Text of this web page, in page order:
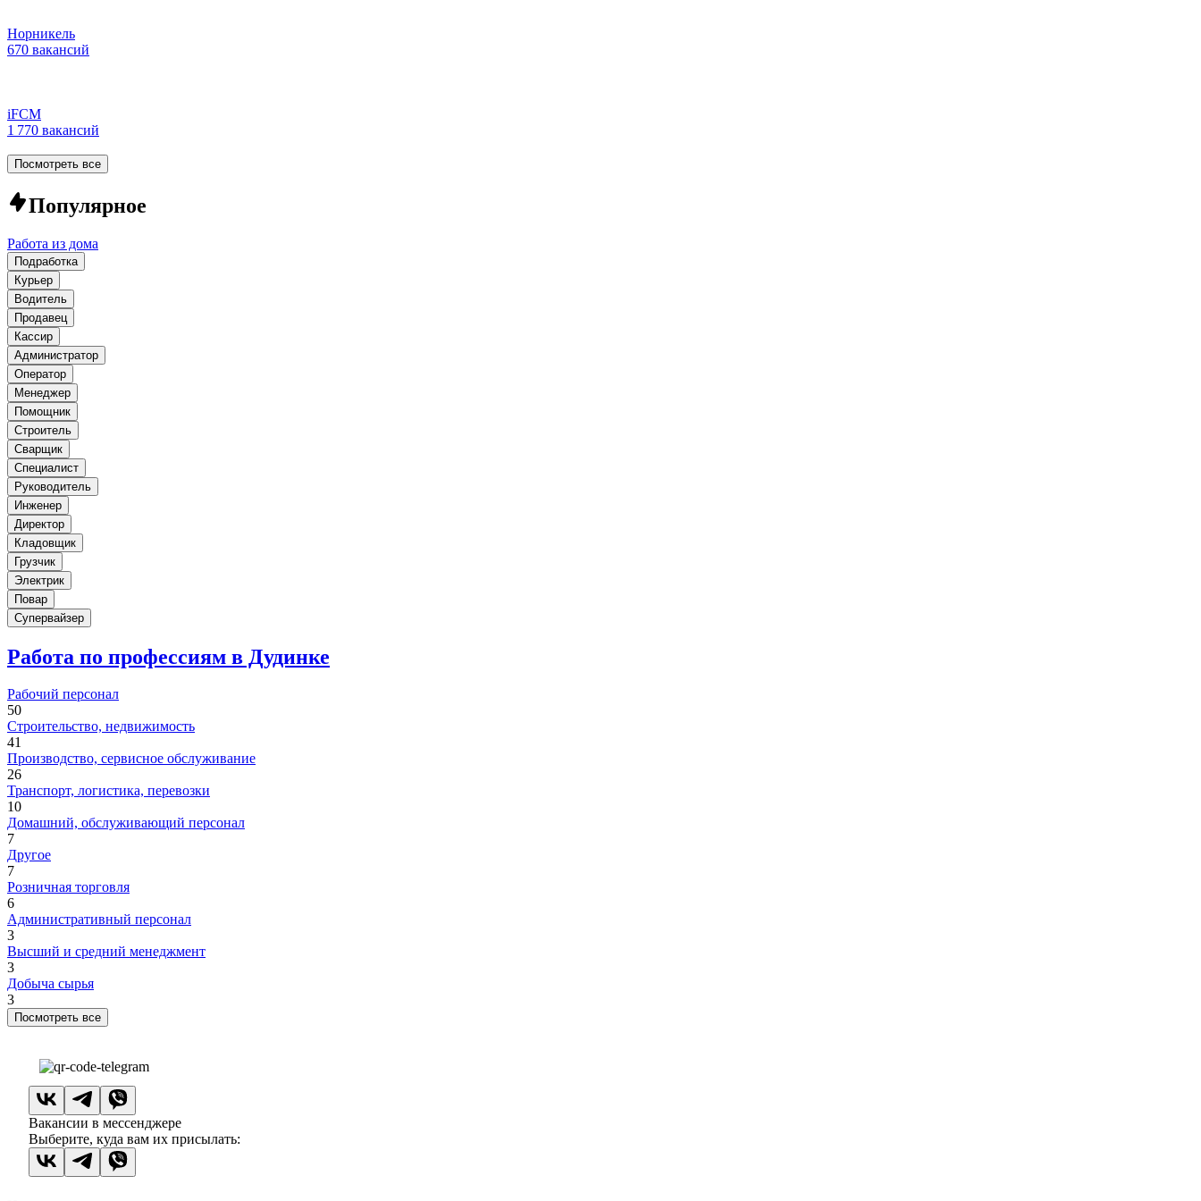
Норникель
670 вакансий
iFCM
1 770 вакансий
Посмотреть все
Популярное
Работа из дома
Подработка
Курьер
Водитель
Продавец
Кассир
Администратор
Оператор
Менеджер
Помощник
Строитель
Сварщик
Специалист
Руководитель
Инженер
Директор
Кладовщик
Грузчик
Электрик
Повар
Супервайзер
Работа по профессиям в Дудинке
Рабочий персонал
50
Строительство, недвижимость
41
Производство, сервисное обслуживание
26
Транспорт, логистика, перевозки
10
Домашний, обслуживающий персонал
7
Другое
7
Розничная торговля
6
Административный персонал
3
Высший и средний менеджмент
3
Добыча сырья
3
Посмотреть все
Вакансии в мессенджере
Выберите, куда вам их присылать: